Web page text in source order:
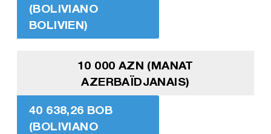
(BOLIVIANO
BOLIVIEN)
10 000 AZN (MANAT
AZERBAÏDJANAIS)
40 638,26 BOB
(BOLIVIANO